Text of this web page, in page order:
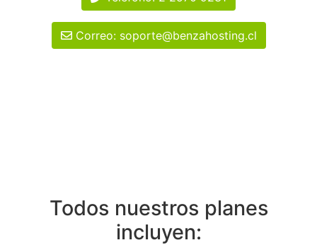
Correo: soporte@benzahosting.cl
Todos nuestros planes
incluyen: